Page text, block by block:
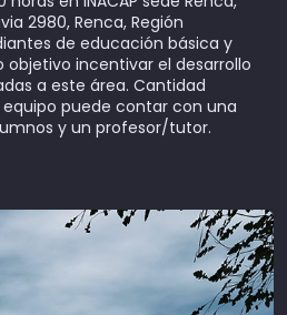
2980, Renca, Región
de educación básica y
objetivo incentivar el desarrollo
a este área. Cantidad
puede contar con una
y un profesor/tutor.